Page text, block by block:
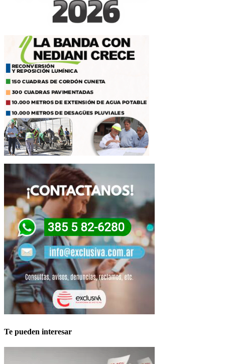
Te pueden interesar